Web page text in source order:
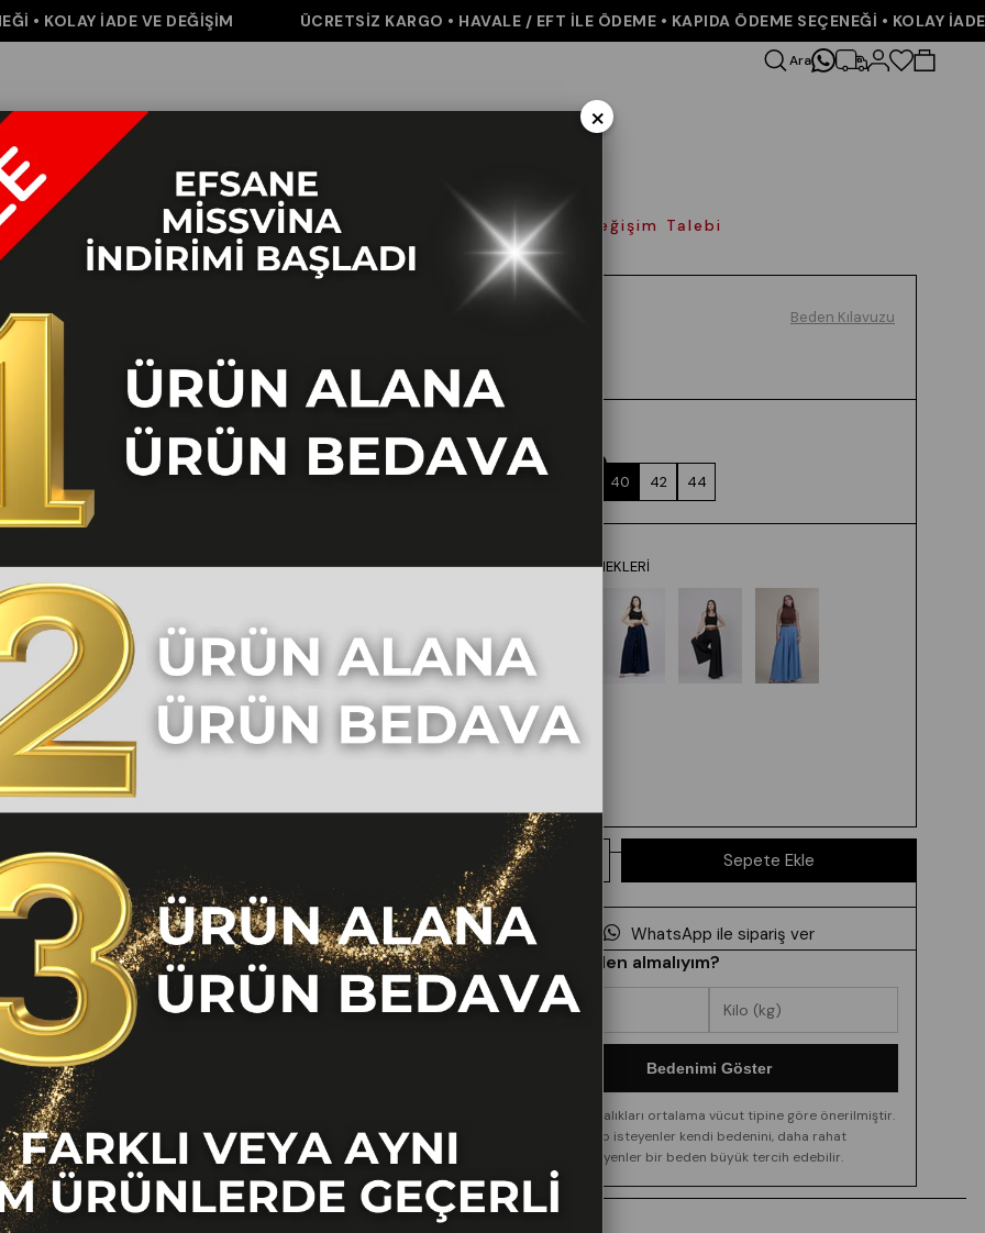
KOLAY İADE VE DEĞİŞİM ÜCRETSİZ KARGO • HAVALE / EFT İLE ÖDEME • KAPIDA ÖDEME SEÇENEĞİ • KOLAY İADE
Ara
Pantolon Elbise&Tulum Takım Aksesuar Kolay İade Değişim Talebi
Beden
40 42 44
Beden Kılavuzu
RENK SEÇENEKLERI
WhatsApp ile sipariş ver
Hangi beden almalıyım?
Bedenimi Göster
Boy ve kilo aralıkları ortalama vücut tipine göre önerilmiştir.
Daha dar kalıp isteyenler kendi bedenini, daha rahat
görünüm isteyenler bir beden büyük tercih edebilir.
×